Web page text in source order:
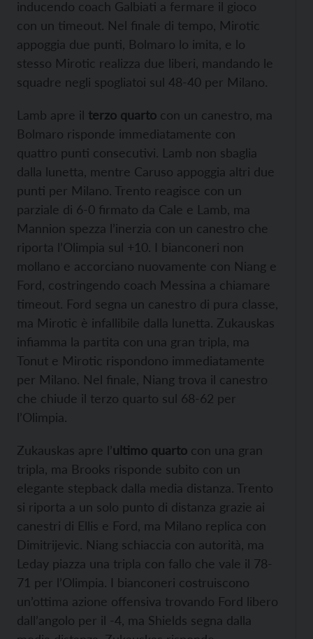
inducendo coach Galbiati a fermare il gioco
con un timeout. Nel finale di tempo, Mirotic
appoggia due punti, Bolmaro lo imita, e lo
stesso Mirotic realizza due liberi, mandando le
squadre negli spogliatoi sul 48-40 per Milano.
Lamb apre il terzo quarto con un canestro, ma
Bolmaro risponde immediatamente con
quattro punti consecutivi. Lamb non sbaglia
dalla lunetta, mentre Caruso appoggia altri due
punti per Milano. Trento reagisce con un
parziale di 6-0 firmato da Cale e Lamb, ma
Mannion spezza l’inerzia con un canestro che
riporta l’Olimpia sul +10. I bianconeri non
mollano e accorciano nuovamente con Niang e
Ford, costringendo coach Messina a chiamare
timeout. Ford segna un canestro di pura classe,
ma Mirotic è infallibile dalla lunetta. Zukauskas
infiamma la partita con una gran tripla, ma
Tonut e Mirotic rispondono immediatamente
per Milano. Nel finale, Niang trova il canestro
che chiude il terzo quarto sul 68-62 per
l’Olimpia.
Zukauskas apre l’ultimo quarto con una gran
tripla, ma Brooks risponde subito con un
elegante stepback dalla media distanza. Trento
si riporta a un solo punto di distanza grazie ai
canestri di Ellis e Ford, ma Milano replica con
Dimitrijevic. Niang schiaccia con autorità, ma
Leday piazza una tripla con fallo che vale il 78-
71 per l’Olimpia. I bianconeri costruiscono
un’ottima azione offensiva trovando Ford libero
dall’angolo per il -4, ma Shields segna dalla